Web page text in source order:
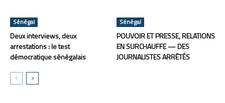
Sénégal
Deux interviews, deux
arrestations : le test
démocratique sénégalais
Sénégal
POUVOIR ET PRESSE, RELATIONS
EN SURCHAUFFE — DES
JOURNALISTES ARRÊTÉS